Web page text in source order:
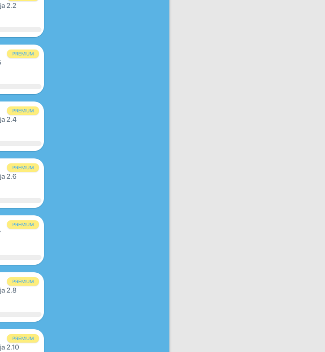
2.2
PREMIUM
PREMIUM
2.4
PREMIUM
2.6
PREMIUM
PREMIUM
2.8
PREMIUM
2.10